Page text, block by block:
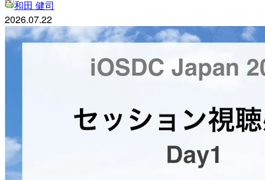
和田 健司
2026.07.22